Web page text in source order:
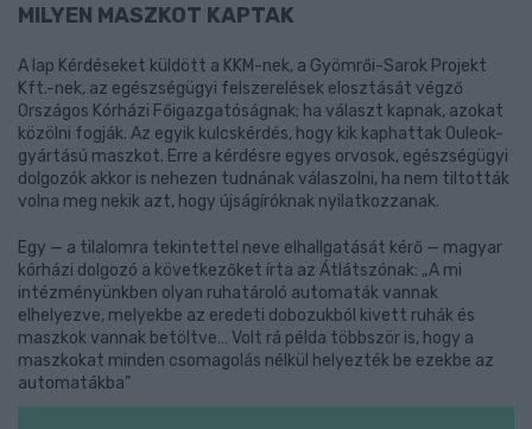
MILYEN MASZKOT KAPTAK
A lap Kérdéseket küldött a KKM-nek, a Gyömrői-Sarok Projekt
Kft.-nek, az egészségügyi felszerelések elosztását végző
Országos Kórházi Főigazgatóságnak; ha választ kapnak, azokat
közölni fogják. Az egyik kulcskérdés, hogy kik kaphattak Ouleok-
gyártású maszkot. Erre a kérdésre egyes orvosok, egészségügyi
dolgozók akkor is nehezen tudnának válaszolni, ha nem tiltották
volna meg nekik azt, hogy újságíróknak nyilatkozzanak.
Egy — a tilalomra tekintettel neve elhallgatását kérő — magyar
kórházi dolgozó a következőket írta az Átlátszónak: „A mi
intézményünkben olyan ruhatároló automaták vannak
elhelyezve, melyekbe az eredeti dobozukból kivett ruhák és
maszkok vannak betöltve… Volt rá példa többször is, hogy a
maszkokat minden csomagolás nélkül helyezték be ezekbe az
automatákba”